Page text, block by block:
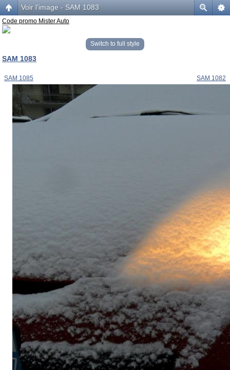
Voir l’image - SAM 1083
Code promo Mister Auto
Switch to full style
SAM 1083
SAM 1085 SAM 1082